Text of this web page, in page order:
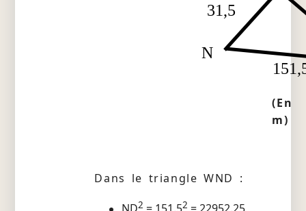
N
31,5
(En
m)
Dans le triangle WND :
2 2